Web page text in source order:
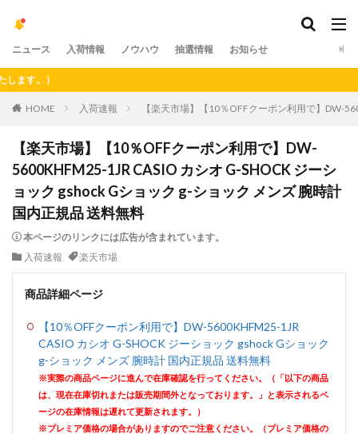
ニュース 入荷情報 ノウハウ 抽選情報 お知らせ
。）
HOME 入荷速報 【楽天市場】【10％OFFクーポン利用で】DW-
【楽天市場】【10％OFFクーポン利用で】DW-
5600KHFM25-1JR CASIO カシオ G-SHOCK ジーシ
ョック gshock Gショック g-ショック メンズ 腕時計
国内正規品 送料無料
本ページのリンクには広告が含まれています。
入荷速報
楽天市場
商品詳細ページ
【10％OFFクーポン利用で】DW-5600KHFM25-1JR
CASIO カシオ G-SHOCK ジーショック gshock Gショック
g-ショック メンズ 腕時計 国内正規品 送料無料
※実際の商品ページに進んで在庫確認を行ってください。（「以下の商品
は、現在在庫切れまたは販売期間外となっております。」と表示されるペ
ージの在庫情報は遅れて更新されます。）
※プレミア価格の場合がありますのでご注意ください。（プレミア価格の